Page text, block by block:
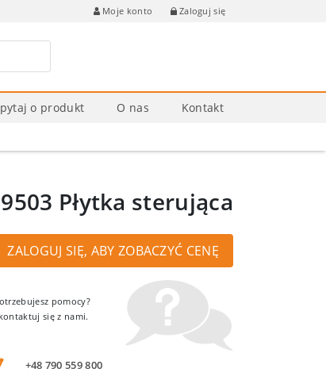
Moje konto Zaloguj się
o produkt O nas Kontakt
Płytka sterująca
ZALOGUJ SIĘ, ABY ZOBACZYĆ CENĘ
pomocy?
się z nami.
+48 790 559 800